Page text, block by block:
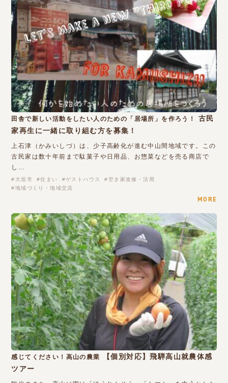
田舎で新しい活動をしたい人のための「居場所」を作ろう！
古民
家再生に一緒に取り組む方を募集！
上石津（かみいしづ）は、少子高齢化が進む中山間地域です。この
古民家は数十年前まで駄菓子や日用品、お惣菜などを売る商店で
し…
大垣市 住まい ゲストハウス
空き家改修・活用
地域づくり・地域交流
MORE
感じてください！高山の農業
【個別対応】飛騨高山就農体感
ツアー